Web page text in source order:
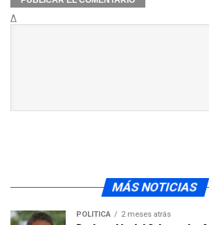
Δ
MÁS NOTICIAS
POLÍTICA 2 meses atrás